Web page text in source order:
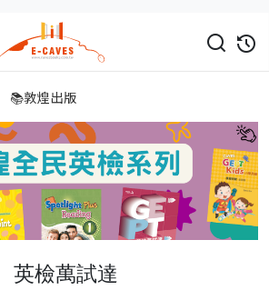
📚敦煌出版
英檢萬試達